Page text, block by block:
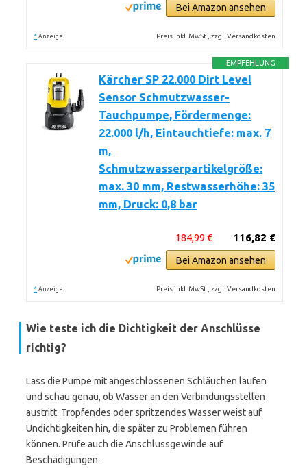
Bei Amazon ansehen
* Anzeige Preis inkl. MwSt., zzgl. Versandkosten
EMPFEHLUNG
Kärcher SP 22.000 Dirt Level
Sensor Schmutzwasser-
Tauchpumpe, Fördermenge:
22.000 l/h, Eintauchtiefe: max. 7
m,
Schmutzwasserpartikelgröße:
max. 30 mm, Restwasserhöhe: 35
mm, Druck: 0,8 bar
116,82 €
184,99 €
Bei Amazon ansehen
* Anzeige Preis inkl. MwSt., zzgl. Versandkosten
Wie teste ich die Dichtigkeit der Anschlüsse
richtig?
Lass die Pumpe mit angeschlossenen Schläuchen laufen
und schau genau, ob Wasser an den Verbindungsstellen
austritt. Tropfendes oder spritzendes Wasser weist auf
Undichtigkeiten hin, die später zu Problemen führen
können. Prüfe auch die Anschlussgewinde auf
Beschädigungen.